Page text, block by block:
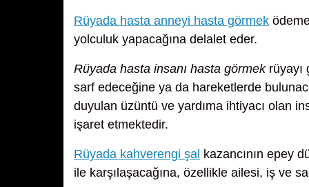
Rüyada hasta anneyi hasta görmek
yolculuk yapacağına delalet eder.
Rüyada hasta insanı hasta görmekrüyayı
sarf edeceğine ya da hareketlerde
duyulan üzüntü ve yardıma ihtiyacı olan
işaret etmektedir.
Rüyada kahverengi şal kazancının epey
ile karşılaşacağına, özellikle ailesi, iş ve